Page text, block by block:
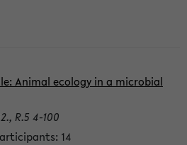
Animal ecology in a microbial
R.5 4-100
14